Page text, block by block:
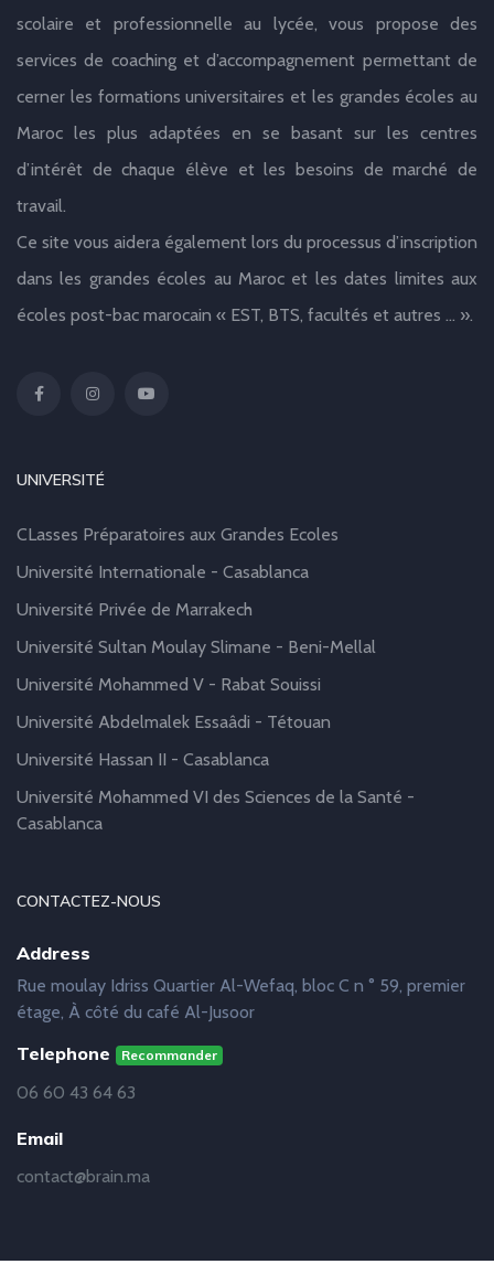
scolaire et professionnelle au lycée, vous propose des
services de coaching et d’accompagnement permettant de
cerner les formations universitaires et les grandes écoles au
Maroc les plus adaptées en se basant sur les centres
d’intérêt de chaque élève et les besoins de marché de
travail.
Ce site vous aidera également lors du processus d’inscription
dans les grandes écoles au Maroc et les dates limites aux
écoles post-bac marocain « EST, BTS, facultés et autres … ».
UNIVERSITÉ
CLasses Préparatoires aux Grandes Ecoles
Université Internationale - Casablanca
Université Privée de Marrakech
Université Sultan Moulay Slimane - Beni-Mellal
Université Mohammed V - Rabat Souissi
Université Abdelmalek Essaâdi - Tétouan
Université Hassan II - Casablanca
Université Mohammed VI des Sciences de la Santé -
Casablanca
CONTACTEZ-NOUS
Address
Rue moulay Idriss Quartier Al-Wefaq, bloc C n ° 59, premier
étage, À côté du café Al-Jusoor
Telephone Recommander
06 60 43 64 63
Email
contact@brain.ma